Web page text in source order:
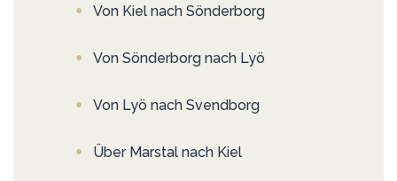
Von Kiel nach Sönderborg
Von Sönderborg nach Lyö
Von Lyö nach Svendborg
Über Marstal nach Kiel